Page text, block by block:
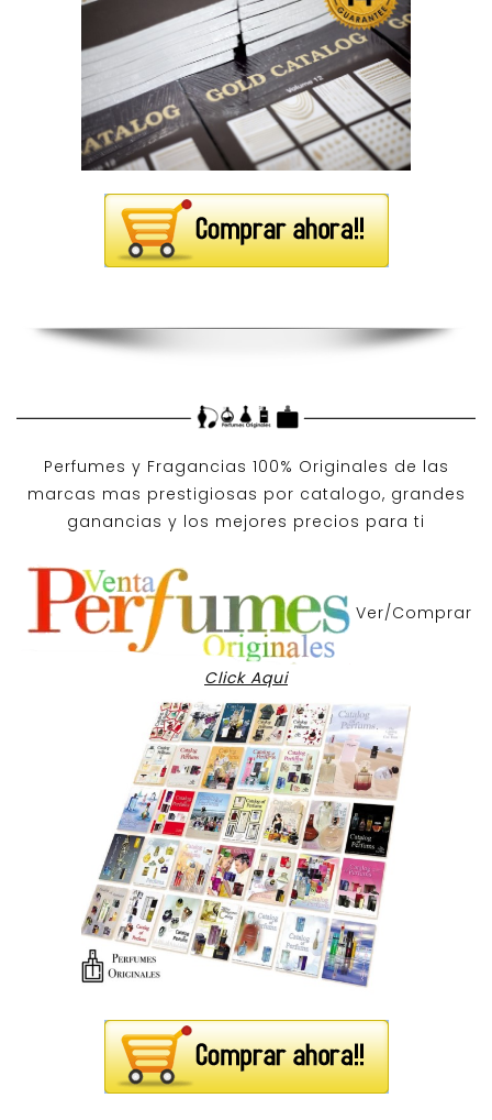
Perfumes y Fragancias 100% Originales de las
marcas mas prestigiosas por catalogo, grandes
ganancias y los mejores precios para ti
Ver/Comprar
Click Aqui